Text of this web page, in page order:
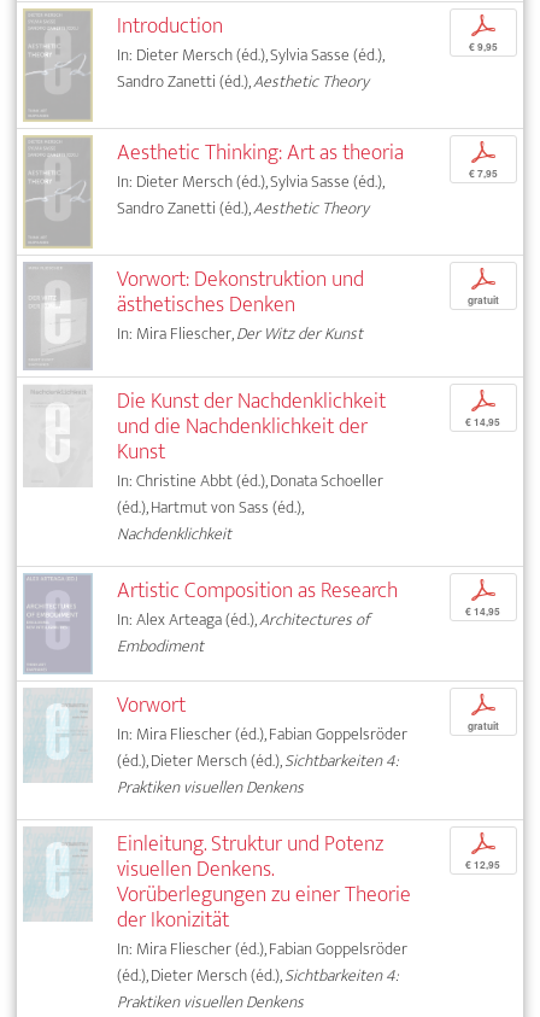
Introduction
In: Dieter Mersch (éd.), Sylvia Sasse (éd.),
Sandro Zanetti (éd.),Aesthetic Theory
p
€ 9,95
Aesthetic Thinking: Art as theoria
In: Dieter Mersch (éd.), Sylvia Sasse (éd.),
Sandro Zanetti (éd.),Aesthetic Theory
p
€ 7,95
Vorwort: Dekonstruktion und
ästhetisches Denken
In: Mira Fliescher,Der Witz der Kunst
p
gratuit
Die Kunst der Nachdenklichkeit
und die Nachdenklichkeit der
Kunst
In: Christine Abbt (éd.), Donata Schoeller
(éd.), Hartmut von Sass (éd.),
Nachdenklichkeit
p
€ 14,95
Artistic Composition as Research
In: Alex Arteaga (éd.),Architectures of
Embodiment
p
€ 14,95
Vorwort
In: Mira Fliescher (éd.), Fabian Goppelsröder
(éd.), Dieter Mersch (éd.),Sichtbarkeiten 4:
Praktiken visuellen Denkens
p
gratuit
Einleitung. Struktur und Potenz
visuellen Denkens.
Vorüberlegungen zu einer Theorie
der Ikonizität
In: Mira Fliescher (éd.), Fabian Goppelsröder
(éd.), Dieter Mersch (éd.),Sichtbarkeiten 4:
Praktiken visuellen Denkens
p
€ 12,95